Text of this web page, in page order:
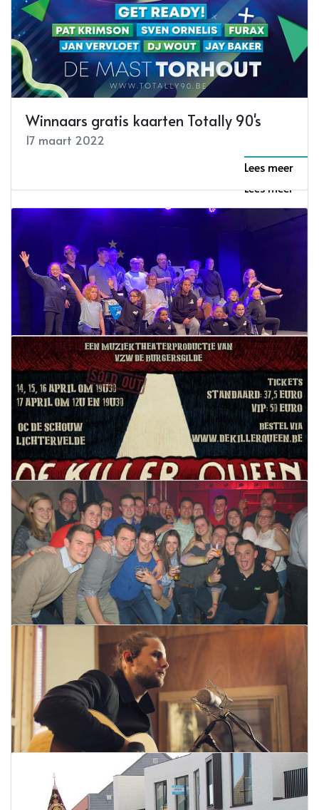
Jean Bosco Safari lanceert nieuw album
in Torhout
Lees meer
Winnaars gratis kaarten Totally 90's
17 maart 2022
Lees meer
Zwoane got talent
16 maart 2022
Lees meer
De Killer Queen: avond vol Queen-
muziek
Totally 90's op 19 maart in de Mast in
Torhout
08 maart 2022
Lees meer